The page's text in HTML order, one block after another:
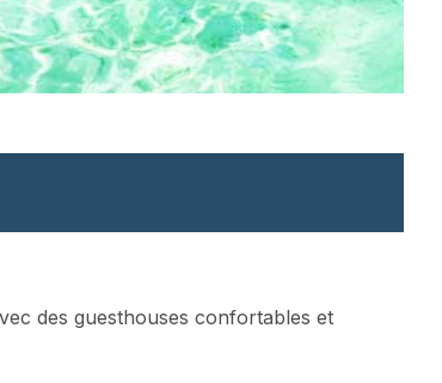
des guesthouses confortables et